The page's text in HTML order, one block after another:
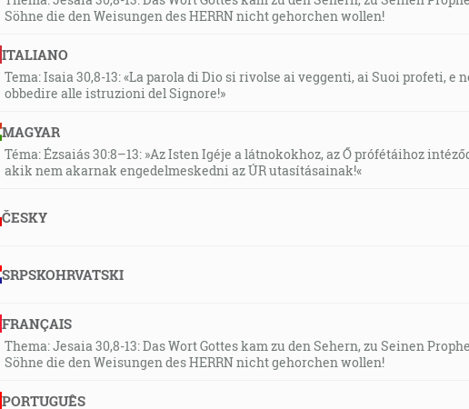
Söhne die den Weisungen des HERRN nicht gehorchen wollen!
ITALIANO
Tema: Isaia 30,8-13: «La parola di Dio si rivolse ai veggenti, ai Suoi profeti,
obbedire alle istruzioni del Signore!»
MAGYAR
Téma: Ézsaiás 30:8–13: »Az Isten Igéje a látnokokhoz, az Ő prófétáihoz
akik nem akarnak engedelmeskedni az ÚR utasításainak!«
ČESKY
SRPSKOHRVATSKI
FRANÇAIS
Thema: Jesaia 30,8-13: Das Wort Gottes kam zu den Sehern, zu Seinen
Söhne die den Weisungen des HERRN nicht gehorchen wollen!
PORTUGUÊS